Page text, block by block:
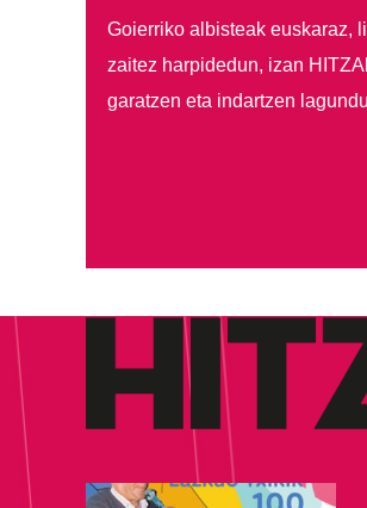
Goierriko albisteak euskaraz,
zaitez harpidedun, izan
garatzen eta indartzen